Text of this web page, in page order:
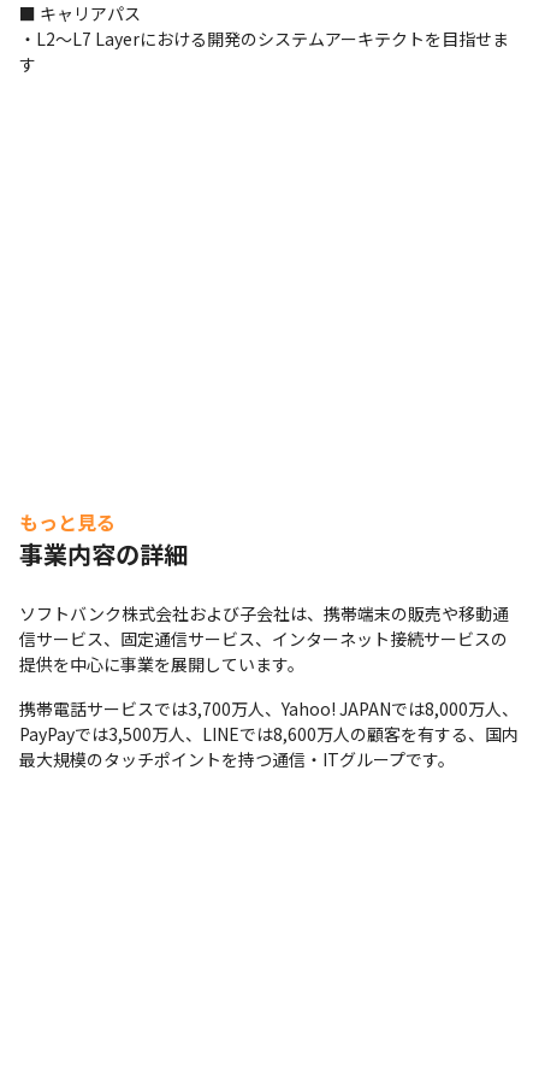
■ キャリアパス
・L2～L7 Layerにおける開発のシステムアーキテクトを目指せま
す
もっと見る
事業内容の詳細
ソフトバンク株式会社および子会社は、携帯端末の販売や移動通
信サービス、固定通信サービス、インターネット接続サービスの
提供を中心に事業を展開しています。
携帯電話サービスでは3,700万人、Yahoo! JAPANでは8,000万人、
PayPayでは3,500万人、LINEでは8,600万人の顧客を有する、国内
最大規模のタッチポイントを持つ通信・ITグループです。